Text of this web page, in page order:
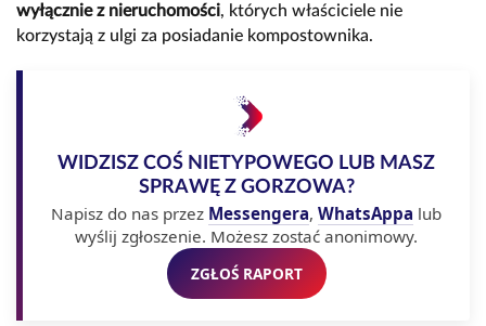
wyłącznie z nieruchomości, których właściciele nie
korzystają z ulgi za posiadanie kompostownika.
WIDZISZ COŚ NIETYPOWEGO LUB MASZ
SPRAWĘ Z GORZOWA?
Napisz do nas przez Messengera, WhatsAppa lub
wyślij zgłoszenie. Możesz zostać anonimowy.
ZGŁOŚ RAPORT